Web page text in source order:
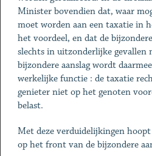
Minister bovendien dat, waar
moet worden aan een taxatie in
het voordeel, en dat de
slechts in uitzonderlijke gevallen
bijzondere aanslag wordt
werkelijke functie : de taxatie
genieter niet op het genoten
belast.
Met deze verduidelijkingen
op het front van de bijzondere